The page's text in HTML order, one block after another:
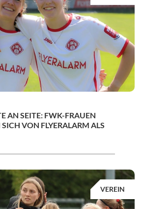
AN SEITE: FWK-FRAUEN
VON FLYERALARM ALS
VEREIN